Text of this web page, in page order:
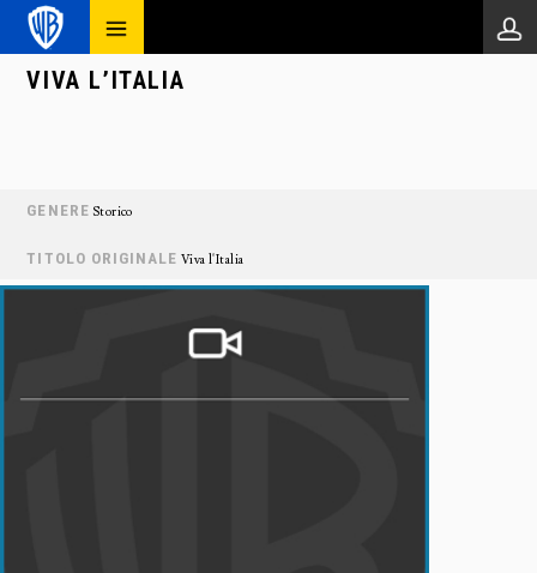
VIVA L’ITALIA
GENERE Storico
TITOLO ORIGINALE Viva l'Italia